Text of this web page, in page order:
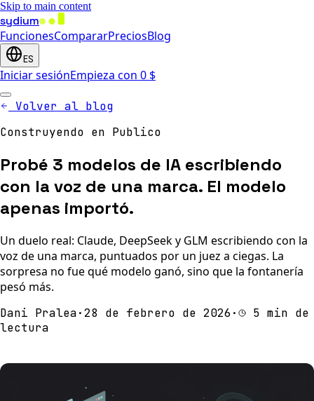
Skip to main content
sydium
FuncionesCompararPreciosBlog
ES
Iniciar sesiónEmpieza con 0 $
Volver al blog
Construyendo en Publico
Probé 3 modelos de IA escribiendo
con la voz de una marca. El modelo
apenas importó.
Un duelo real: Claude, DeepSeek y GLM escribiendo con la
voz de una marca, puntuados por un juez a ciegas. La
sorpresa no fue qué modelo ganó, sino que la fontanería
pesó más.
Dani Pralea·28 de febrero de 2026·
5 min de
lectura